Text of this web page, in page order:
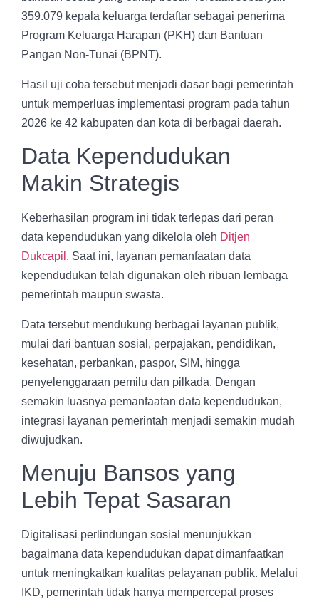
359.079 kepala keluarga terdaftar sebagai penerima
Program Keluarga Harapan (PKH) dan Bantuan
Pangan Non-Tunai (BPNT).
Hasil uji coba tersebut menjadi dasar bagi pemerintah
untuk memperluas implementasi program pada tahun
2026 ke 42 kabupaten dan kota di berbagai daerah.
Data Kependudukan
Makin Strategis
Keberhasilan program ini tidak terlepas dari peran
data kependudukan yang dikelola oleh Ditjen
Dukcapil . Saat ini, layanan pemanfaatan data
kependudukan telah digunakan oleh ribuan lembaga
pemerintah maupun swasta.
Data tersebut mendukung berbagai layanan publik,
mulai dari bantuan sosial, perpajakan, pendidikan,
kesehatan, perbankan, paspor, SIM, hingga
penyelenggaraan pemilu dan pilkada. Dengan
semakin luasnya pemanfaatan data kependudukan,
integrasi layanan pemerintah menjadi semakin mudah
diwujudkan.
Menuju Bansos yang
Lebih Tepat Sasaran
Digitalisasi perlindungan sosial menunjukkan
bagaimana data kependudukan dapat dimanfaatkan
untuk meningkatkan kualitas pelayanan publik. Melalui
IKD, pemerintah tidak hanya mempercepat proses